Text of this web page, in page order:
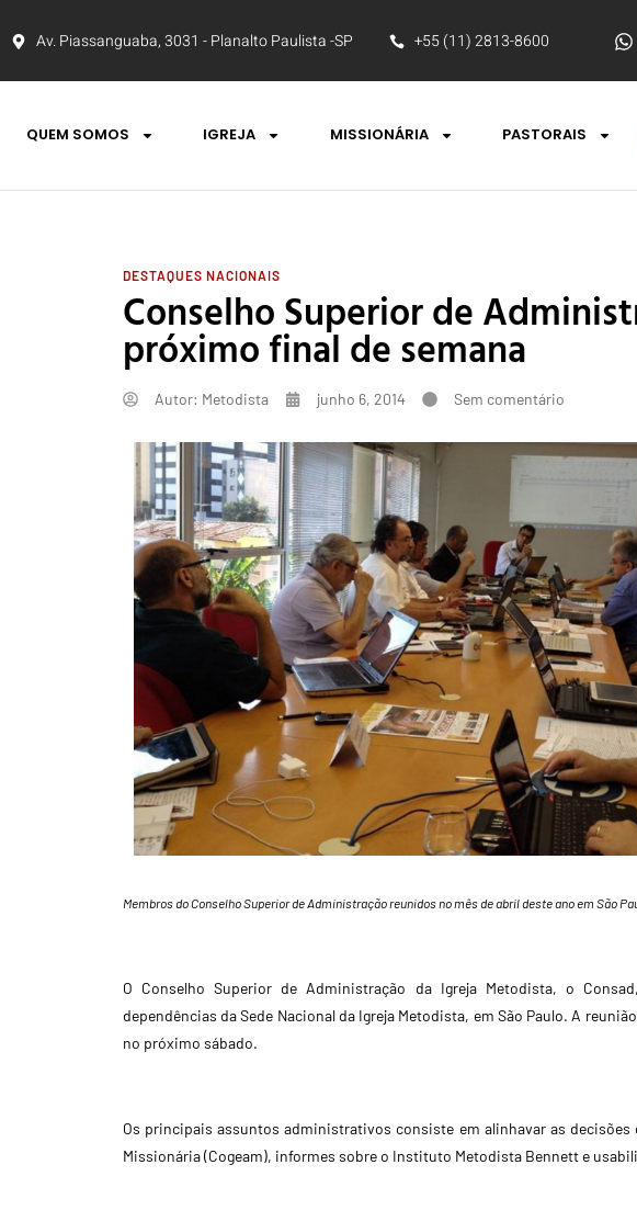
Av. Piassanguaba, 3031 - Planalto Paulista -SP +55 (11) 2813-8600
QUEM SOMOS IGREJA MISSIONÁRIA PASTORAIS
DESTAQUES NACIONAIS
Conselho Superior de
próximo final de semana
Autor: Metodista junho 6, 2014 Sem comentário
Membros do Conselho Superior de Administração reunidos no mês de abril deste ano em São
O Conselho Superior de Administração da Igreja Metodista, o
dependências da Sede Nacional da Igreja Metodista, em São Paulo. A
no próximo sábado.
Os principais assuntos administrativos consiste em alinhavar as decisões
Missionária (Cogeam), informes sobre o Instituto Metodista Bennett e